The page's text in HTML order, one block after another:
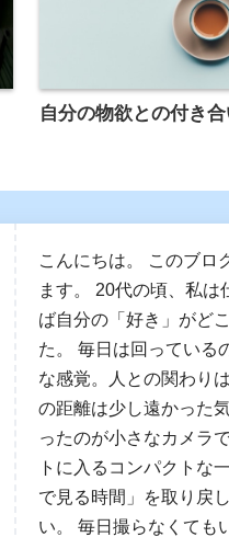
自分の物欲との付き
こんにちは。 このブロ
ます。 20代の頃、私
ば自分の「好き」がど
た。 毎日は回っている
な感覚。人との関わり
の距離は少し遠かった
ったのが小さなカメラ
トに入るコンパクトな
で見る時間」を取り戻
い。 毎日撮らなくても